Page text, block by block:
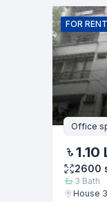
FOR RENT
Office
1.10
2600
3 Bath
House